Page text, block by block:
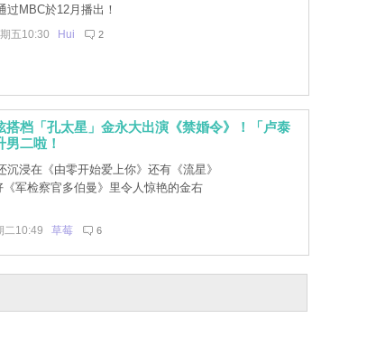
过MBC於12月播出！
五10:30 Hui 2
搭档「孔太星」金永大出演《禁婚令》！「卢泰
二啦！
沉浸在《由零开始爱上你》还有《流星》
军检察官多伯曼》里令人惊艳的金右
二10:49 草莓 6